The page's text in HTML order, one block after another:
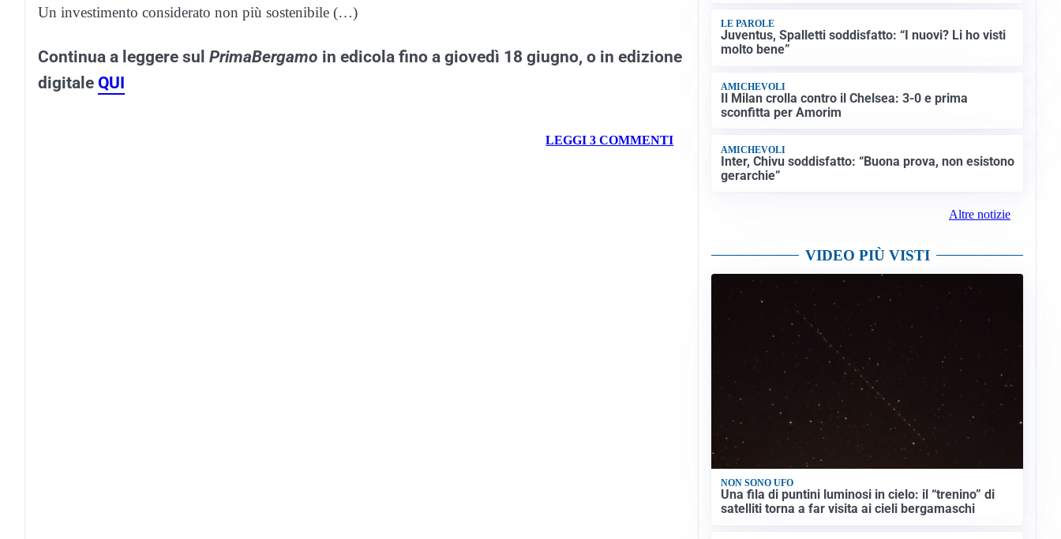
Un investimento considerato non più sostenibile (…)
Continua a leggere sul PrimaBergamo in edicola fino a giovedì 18 giugno, o in edizione
digitale QUI
LEGGI 3 COMMENTI
LE PAROLE
Juventus, Spalletti soddisfatto: “I nuovi? Li ho visti
molto bene”
AMICHEVOLI
Il Milan crolla contro il Chelsea: 3-0 e prima
sconfitta per Amorim
AMICHEVOLI
Inter, Chivu soddisfatto: “Buona prova, non esistono
gerarchie”
Altre notizie
VIDEO PIÙ VISTI
NON SONO UFO
Una fila di puntini luminosi in cielo: il “trenino” di
satelliti torna a far visita ai cieli bergamaschi